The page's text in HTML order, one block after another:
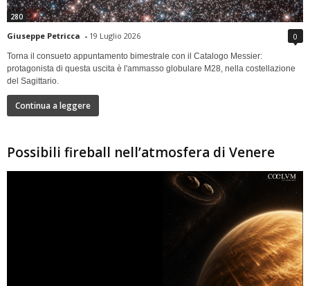
280
Giuseppe Petricca - 19 Luglio 2026 0
Torna il consueto appuntamento bimestrale con il Catalogo Messier:
protagonista di questa uscita è l'ammasso globulare M28, nella costellazione
del Sagittario.
Continua a leggere
Possibili fireball nell’atmosfera di Venere